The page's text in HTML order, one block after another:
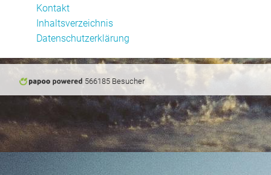
Kontakt
Inhaltsverzeichnis
Datenschutzerklärung
566185 Besucher